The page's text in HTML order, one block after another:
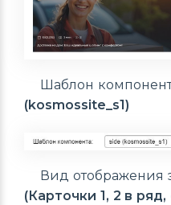
Шаблон
(kosmossite_s1)
Вид отображения
(Карточки 1, 2 в